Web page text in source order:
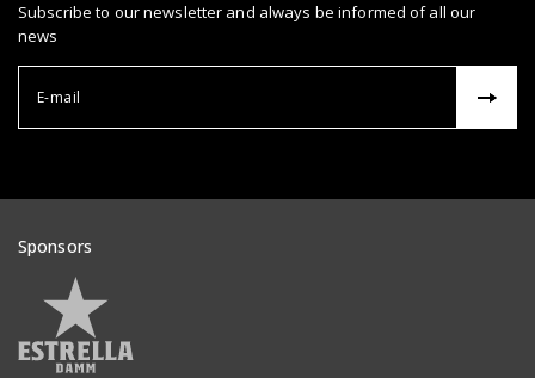
Subscribe to our newsletter and always be informed of all our
news
Sponsors